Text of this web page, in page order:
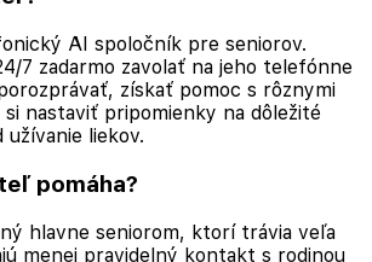
AI spoločník pre seniorov.
7 zadarmo zavolať na jeho telefónne
získať pomoc s rôznymi
si nastaviť pripomienky na dôležité
liekov.
pomáha?
hlavne seniorom, ktorí trávia veľa
menej pravidelný kontakt s rodinou